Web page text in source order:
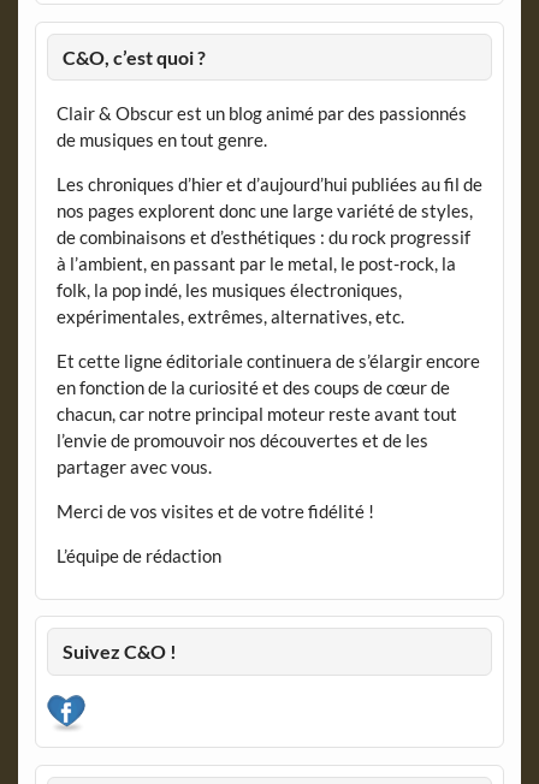
C&O, c’est quoi ?
Clair & Obscur est un blog animé par des passionnés
de musiques en tout genre.
Les chroniques d’hier et d’aujourd’hui publiées au fil de
nos pages explorent donc une large variété de styles,
de combinaisons et d’esthétiques : du rock progressif
à l’ambient, en passant par le metal, le post-rock, la
folk, la pop indé, les musiques électroniques,
expérimentales, extrêmes, alternatives, etc.
Et cette ligne éditoriale continuera de s’élargir encore
en fonction de la curiosité et des coups de cœur de
chacun, car notre principal moteur reste avant tout
l’envie de promouvoir nos découvertes et de les
partager avec vous.
Merci de vos visites et de votre fidélité !
L’équipe de rédaction
Suivez C&O !